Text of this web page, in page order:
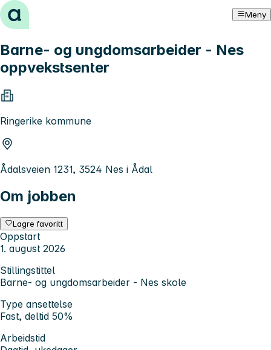
Hopp til innhold Meny
Barne- og ungdomsarbeider - Nes
oppvekstsenter
Ringerike kommune
Ådalsveien 1231, 3524 Nes i Ådal
Om jobben
Lagre favoritt
Oppstart
1. august 2026
Stillingstittel
Barne- og ungdomsarbeider - Nes skole
Type ansettelse
Fast, deltid 50%
Arbeidstid